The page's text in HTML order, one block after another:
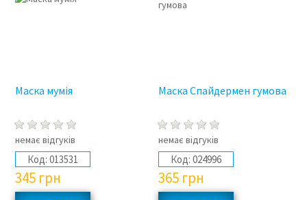
Маска мумія
немає відгуків
Код: 013531
345 грн
Маска Спайдермен гумова
немає відгуків
Код: 024996
365 грн